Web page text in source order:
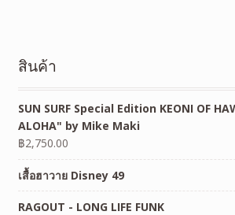
สินค้า
SUN SURF Special Edition KEONI OF
ALOHA" by Mike Maki
฿2,750.00
เสื้อฮาวาย Disney 49
RAGOUT - LONG LIFE FUNK